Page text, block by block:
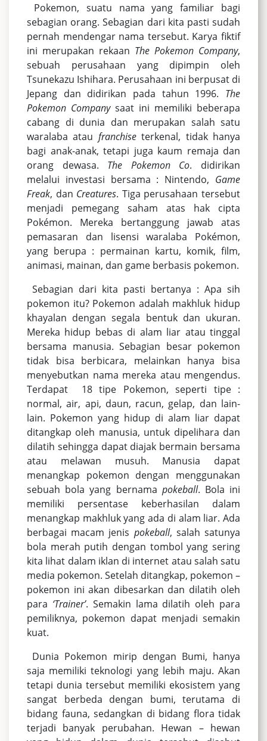
Pokemon, suatu nama yang familiar bagi
sebagian orang. Sebagian dari kita pasti sudah
pernah mendengar nama tersebut. Karya fiktif
ini merupakan rekaan The Pokemon Company,
sebuah perusahaan yang dipimpin oleh
Tsunekazu Ishihara. Perusahaan ini berpusat di
Jepang dan didirikan pada tahun 1996. The
Pokemon Companysaat ini memiliki beberapa
cabang di dunia dan merupakan salah satu
waralaba atau franchiseterkenal, tidak hanya
bagi anak-anak, tetapi juga kaum remaja dan
orang dewasa. The Pokemon Co. didirikan
melalui investasi bersama : Nintendo, Game
Freak, dan Creatures. Tiga perusahaan tersebut
menjadi pemegang saham atas hak cipta
Pokémon. Mereka bertanggung jawab atas
pemasaran dan lisensi waralaba Pokémon,
yang berupa : permainan kartu, komik, film,
animasi, mainan, dan game berbasis pokemon.
Sebagian dari kita pasti bertanya : Apa sih
pokemon itu? Pokemon adalah makhluk hidup
khayalan dengan segala bentuk dan ukuran.
Mereka hidup bebas di alam liar atau tinggal
bersama manusia. Sebagian besar pokemon
tidak bisa berbicara, melainkan hanya bisa
menyebutkan nama mereka atau mengendus.
Terdapat 18 tipe Pokemon, seperti tipe :
normal, air, api, daun, racun, gelap, dan lain-
lain. Pokemon yang hidup di alam liar dapat
ditangkap oleh manusia, untuk dipelihara dan
dilatih sehingga dapat diajak bermain bersama
atau melawan musuh. Manusia dapat
menangkap pokemon dengan menggunakan
sebuah bola yang bernama pokeball. Bola ini
memiliki persentase keberhasilan dalam
menangkap makhluk yang ada di alam liar. Ada
berbagai macam jenis pokeball, salah satunya
bola merah putih dengan tombol yang sering
kita lihat dalam iklan di internet atau salah satu
media pokemon. Setelah ditangkap, pokemon –
pokemon ini akan dibesarkan dan dilatih oleh
para ‘Trainer’. Semakin lama dilatih oleh para
pemiliknya, pokemon dapat menjadi semakin
kuat.
Dunia Pokemon mirip dengan Bumi, hanya
saja memiliki teknologi yang lebih maju. Akan
tetapi dunia tersebut memiliki ekosistem yang
sangat berbeda dengan bumi, terutama di
bidang fauna, sedangkan di bidang flora tidak
terjadi banyak perubahan. Hewan – hewan